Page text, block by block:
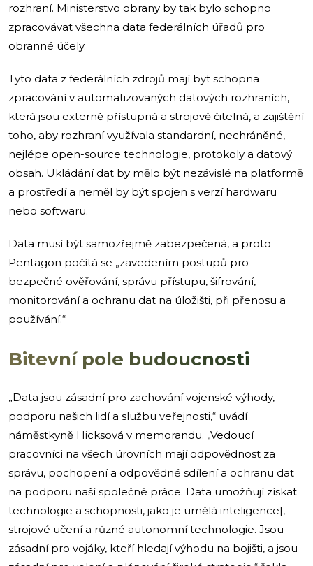
rozhraní. Ministerstvo obrany by tak bylo schopno
zpracovávat všechna data federálních úřadů pro
obranné účely.
Tyto data z federálních zdrojů mají byt schopna
zpracování v automatizovaných datových rozhraních,
která jsou externě přístupná a strojově čitelná, a zajištění
toho, aby rozhraní využívala standardní, nechráněné,
nejlépe open-source technologie, protokoly a datový
obsah. Ukládání dat by mělo být nezávislé na platformě
a prostředí a neměl by být spojen s verzí hardwaru
nebo softwaru.
Data musí být samozřejmě zabezpečená, a proto
Pentagon počítá se „zavedením postupů pro
bezpečné ověřování, správu přístupu, šifrování,
monitorování a ochranu dat na úložišti, při přenosu a
používání.“
Bitevní pole budoucnosti
„Data jsou zásadní pro zachování vojenské výhody,
podporu našich lidí a službu veřejnosti,“ uvádí
náměstkyně Hicksová v memorandu. „Vedoucí
pracovníci na všech úrovních mají odpovědnost za
správu, pochopení a odpovědné sdílení a ochranu dat
na podporu naší společné práce. Data umožňují získat
technologie a schopnosti, jako je umělá inteligence],
strojové učení a různé autonomní technologie. Jsou
zásadní pro vojáky, kteří hledají výhodu na bojišti, a jsou